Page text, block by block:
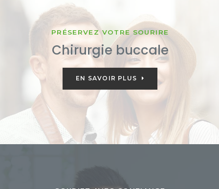
PRÉSERVEZ VOTRE SOURIRE
Chirurgie buccale
EN SAVOIR PLUS